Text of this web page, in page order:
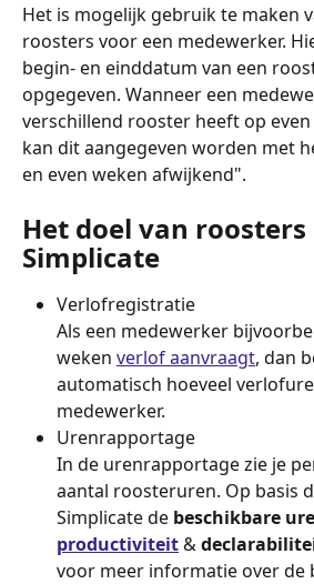
Het is mogelijk gebruik te maken
roosters voor een medewerker.
begin- en einddatum van een
opgegeven. Wanneer een
verschillend rooster heeft op
kan dit aangegeven worden met
en even weken afwijkend".
Het doel van roosters
Simplicate
Verlofregistratie
Als een medewerker
weken verlof aanvraagt, dan
automatisch hoeveel
medewerker.
Urenrapportage
In de urenrapportage zie je
aantal roosteruren. Op basis
Simplicate de beschikbare
productiviteit &
voor meer informatie over de